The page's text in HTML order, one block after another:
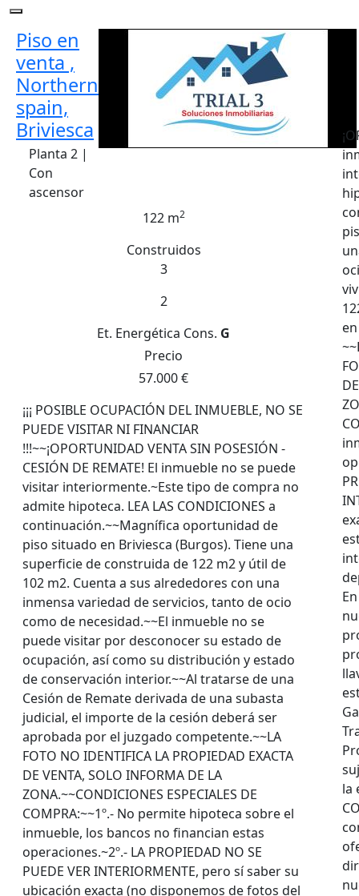
Piso en
venta ,
Northern
spain,
Briviesca
Planta 2 |
Con
ascensor
122 m2
Construidos
3
2
Et. Energética Cons. G
Precio
57.000 €
¡¡¡ POSIBLE OCUPACIÓN DEL INMUEBLE, NO SE
PUEDE VISITAR NI FINANCIAR
!!!~~¡OPORTUNIDAD VENTA SIN POSESIÓN -
CESIÓN DE REMATE! El inmueble no se puede
visitar interiormente.~Este tipo de compra no
admite hipoteca. LEA LAS CONDICIONES a
continuación.~~Magnífica oportunidad de
piso situado en Briviesca (Burgos). Tiene una
superficie de construida de 122 m2 y útil de
102 m2. Cuenta a sus alrededores con una
inmensa variedad de servicios, tanto de ocio
como de necesidad.~~El inmueble no se
puede visitar por desconocer su estado de
ocupación, así como su distribución y estado
de conservación interior.~~Al tratarse de una
Cesión de Remate derivada de una subasta
judicial, el importe de la cesión deberá ser
aprobada por el juzgado competente.~~LA
FOTO NO IDENTIFICA LA PROPIEDAD EXACTA
DE VENTA, SOLO INFORMA DE LA
ZONA.~~CONDICIONES ESPECIALES DE
COMPRA:~~1º.- No permite hipoteca sobre el
inmueble, los bancos no financian estas
operaciones.~2º.- LA PROPIEDAD NO SE
PUEDE VER INTERIORMENTE, pero sí saber su
ubicación exacta (no disponemos de fotos del
la